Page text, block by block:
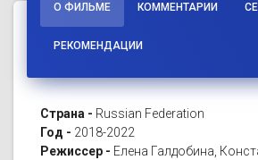
О ФИЛЬМЕ КОММЕНТАРИИ
РЕКОМЕНДАЦИИ
Страна - Russian Federation
Год - 2018-2022
Режиссер - Елена Галдобина,